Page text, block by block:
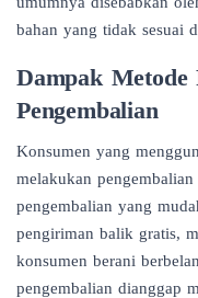
bahan yang tidak sesuai
Dampak Metode
Pengembalian
Konsumen yang
melakukan
pengembalian yang
pengiriman balik gratis,
konsumen berani
pengembalian dianggap